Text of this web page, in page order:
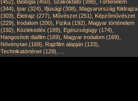
(452), Biológia (450), Szakoktató (398), Történelem
(344), Ipar (324), Ifjúsági (308), Magyarország földrajza
(303), Életrajz (277), Művészet (251), Képzőművészet
(229), Irodalom (200), Fizika (192), Magyar történelem
(192), Közlekedés (189), Egészségügy (174),
Hangosított diafilm (169), Magyar irodalom (169),
Növénytan (168), Rajzfilm alapján (133),
Technikatörténet (129),